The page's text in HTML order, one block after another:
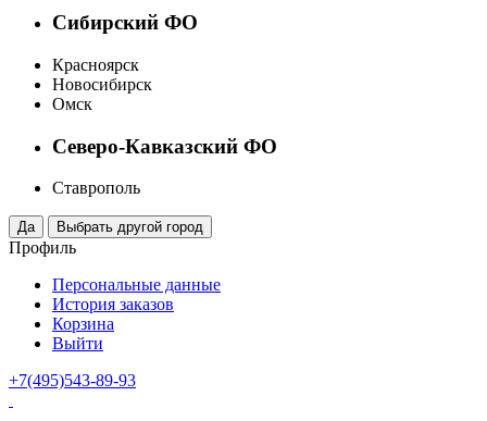
Сибирский ФО
Красноярск
Новосибирск
Омск
Северо-Кавказский ФО
Ставрополь
Профиль
Персональные данные
История заказов
Корзина
Выйти
+7(495)543-89-93